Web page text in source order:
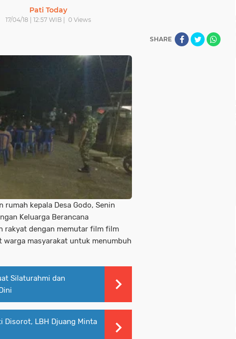
Pati Today
17/04/18 | 12:57 WIB | 0 Views
SHARE
kepala Desa Godo, Senin
Keluarga Berancana
rakyat dengan memutar film film
warga masyarakat untuk menumbuh
Silaturahmi dan
Disorot, LBH Djuang Minta